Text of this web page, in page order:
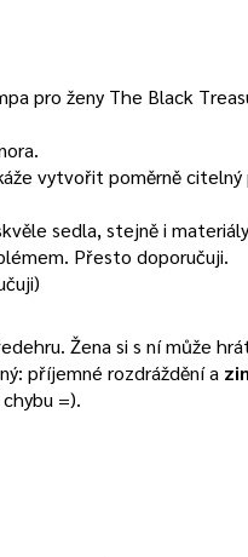
pro ženy The Black
.
vytvořit poměrně
sedla, stejně i
Přesto doporučuji.
Žena si s ní může
příjemné rozdráždění a
=).